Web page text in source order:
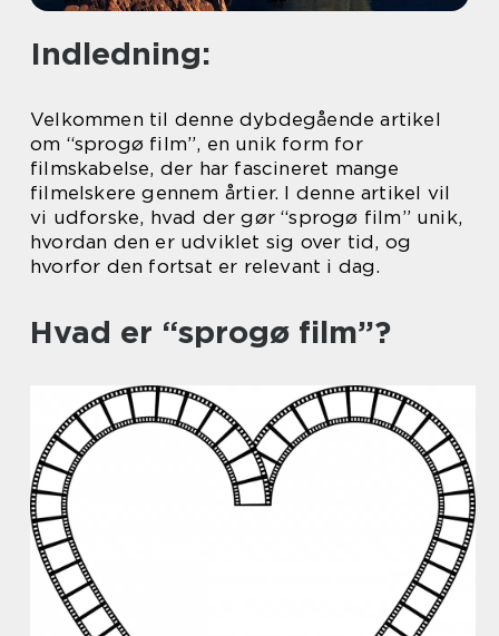
Indledning:
Velkommen til denne dybdegående artikel
om “sprogø film”, en unik form for
filmskabelse, der har fascineret mange
filmelskere gennem årtier. I denne artikel vil
vi udforske, hvad der gør “sprogø film” unik,
hvordan den er udviklet sig over tid, og
hvorfor den fortsat er relevant i dag.
Hvad er “sprogø film”?